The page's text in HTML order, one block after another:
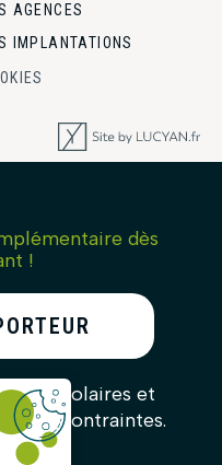
AGENCES
IMPLANTATIONS
dès
!
solaires et
sans contraintes.